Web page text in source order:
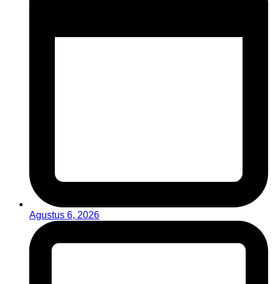
Agustus 6, 2026